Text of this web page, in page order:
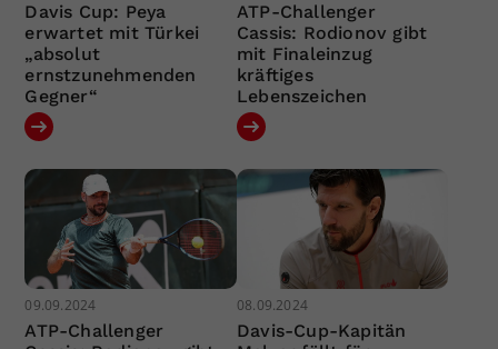
Davis Cup: Peya
erwartet mit Türkei
„absolut
ernstzunehmenden
Gegner“
ATP-Challenger
Cassis: Rodionov gibt
mit Finaleinzug
kräftiges
Lebenszeichen
09.09.2024
ATP-Challenger
08.09.2024
Davis-Cup-Kapitän